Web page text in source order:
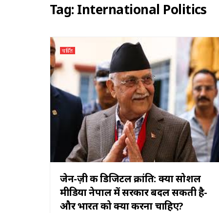
Tag: International Politics
चर्चित
जेन-ज़ी की डिजिटल क्रांति: क्या सोशल
मीडिया नेपाल में सरकार बदल सकती है-
और भारत को क्या करना चाहिए?